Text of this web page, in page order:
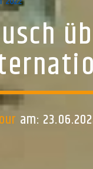
am: